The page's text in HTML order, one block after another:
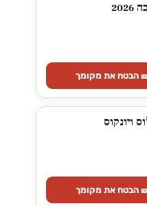
הבטח את מקומך
הבטח את מקומך